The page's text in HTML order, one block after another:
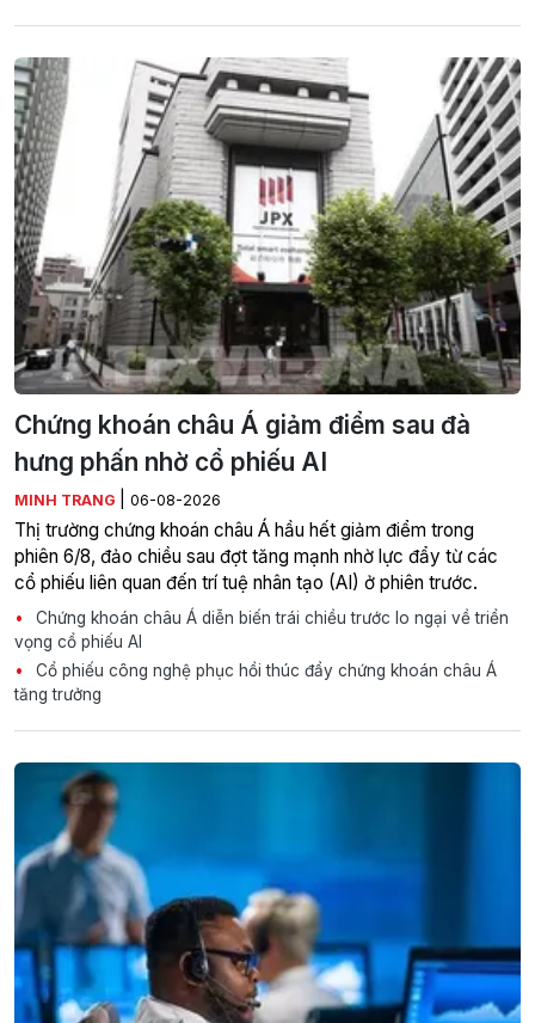
Chứng khoán châu Á giảm điểm sau đà
hưng phấn nhờ cổ phiếu AI
MINH TRANG 06-08-2026
Thị trường chứng khoán châu Á hầu hết giảm điểm trong
phiên 6/8, đảo chiều sau đợt tăng mạnh nhờ lực đẩy từ các
cổ phiếu liên quan đến trí tuệ nhân tạo (AI) ở phiên trước.
Chứng khoán châu Á diễn biến trái chiều trước lo ngại về triển
vọng cổ phiếu AI
Cổ phiếu công nghệ phục hồi thúc đẩy chứng khoán châu Á
tăng trưởng